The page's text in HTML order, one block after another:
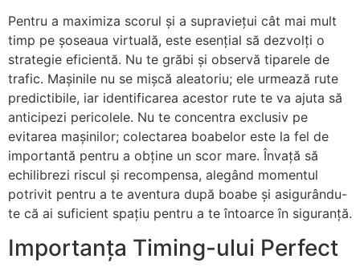
Pentru a maximiza scorul și a supraviețui cât mai mult
timp pe șoseaua virtuală, este esențial să dezvolți o
strategie eficientă. Nu te grăbi și observă tiparele de
trafic. Mașinile nu se mișcă aleatoriu; ele urmează rute
predictibile, iar identificarea acestor rute te va ajuta să
anticipezi pericolele. Nu te concentra exclusiv pe
evitarea mașinilor; colectarea boabelor este la fel de
importantă pentru a obține un scor mare. Învață să
echilibrezi riscul și recompensa, alegând momentul
potrivit pentru a te aventura după boabe și asigurându-
te că ai suficient spațiu pentru a te întoarce în siguranță.
Importanța Timing-ului Perfect